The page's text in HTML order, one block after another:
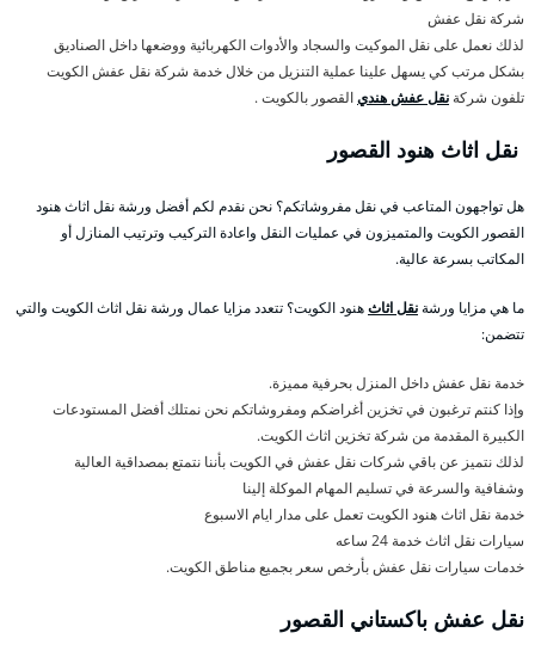
شركة نقل عفش
لذلك نعمل على نقل الموكيت والسجاد والأدوات الكهربائية ووضعها داخل الصناديق
بشكل مرتب كي يسهل علينا عملية التنزيل من خلال خدمة شركة نقل عفش الكويت
تلفون شركة نقل عفش هنديالقصور بالكويت .
نقل اثاث هنود القصور
هل تواجهون المتاعب في نقل مفروشاتكم؟ نحن نقدم لكم أفضل ورشة نقل اثاث هنود
القصور الكويت والمتميزون في عمليات النقل واعادة التركيب وترتيب المنازل أو
المكاتب بسرعة عالية.
ما هي مزايا ورشةنقل اثاثهنود الكويت؟ تتعدد مزايا عمال ورشة نقل اثاث الكويت والتي
تتضمن:
خدمة نقل عفش داخل المنزل بحرفية مميزة.
وإذا كنتم ترغبون في تخزين أغراضكم ومفروشاتكم نحن نمتلك أفضل المستودعات
الكبيرة المقدمة من شركة تخزين اثاث الكويت.
لذلك نتميز عن باقي شركات نقل عفش في الكويت بأننا نتمتع بمصداقية العالية
وشفافية والسرعة في تسليم المهام الموكلة إلينا
خدمة نقل اثاث هنود الكويت تعمل على مدار ايام الاسبوع
سيارات نقل اثاث خدمة 24 ساعه
خدمات سيارات نقل عفش بأرخص سعر بجميع مناطق الكويت.
نقل عفش باكستاني القصور